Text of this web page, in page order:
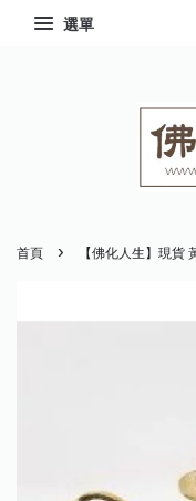
選單
首頁 › 【佛化人生】現貨